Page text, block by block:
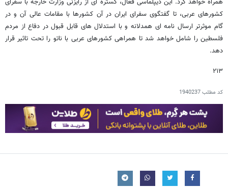
همراه خواهد کرد. این دیپلماسی فعال، گستره ای از رایزنی وزارت خارجه با سفرای
کشورهای عربی، تا گفتگوی سفرای ایران در آن کشورها با مقامات عالی آن و در
گام موثرتر ارسال نامه ای همدلانه و با استدلال های قابل قبول در دفاع از مردم
فلسطین را شامل خواهد شد تا همراهی کشورهای عربی با ناتو را تحت تاثیر قرار
دهد.
۲۱۳
کد مطلب1940237